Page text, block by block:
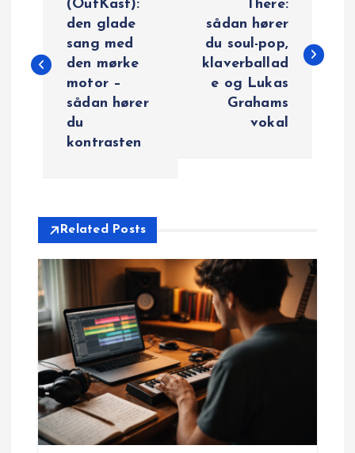
d
n
a
v
g
a
(OutKast):
den glade
sang med
den mørke
motor –
sådan hører
du
kontrasten
There:
sådan hører
du soul-pop,
klaverballad
e og Lukas
Grahams
vokal
Related Posts